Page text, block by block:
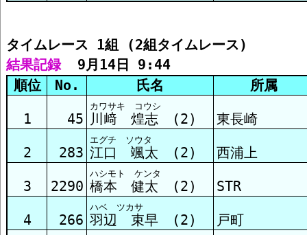
タイムレース 1組 (2組タイムレース)
結果記録
  9月14日 9:44
順位
No. 氏名 所属
1 45
カワサキ コウシ
川﨑 煌志 (2) 東長崎
2 283
エグチ ソウタ
江口 颯太 (2) 西浦上
3 2290
ハシモト ケンタ
橋本 健太 (2) STR
4 266
ハベ ツカサ
羽辺 束早 (2) 戸町